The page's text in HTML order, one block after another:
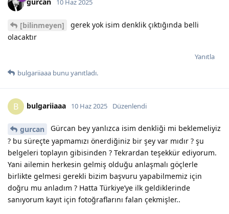
gurcan 10 Haz 2025
[bilinmeyen]
gerek yok isim denklik çıktığında belli
olacaktır
Yanıtla
bulgariiaaa bunu yanıtladı.
B bulgariiaaa 10 Haz 2025 Düzenlendi
gurcan
Gürcan bey yanlızca isim denkliği mi beklemeliyiz
? bu süreçte yapmamızı önerdiğiniz bir şey var mıdır ? şu
belgeleri toplayın gibisinden ? Tekrardan teşekkür ediyorum.
Yani ailemin herkesin gelmiş olduğu anlaşmalı göçlerle
birlikte gelmesi gerekli bizim başvuru yapabilmemiz için
doğru mu anladım ? Hatta Türkiye’ye ilk geldiklerinde
sanıyorum kayıt için fotoğraflarını falan çekmişler..